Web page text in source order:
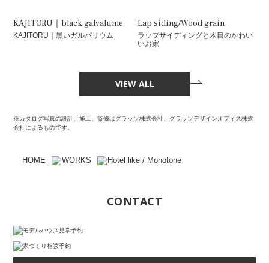
KAJITORU｜black galvalume
KAJITORU｜黒いガルバリウム
Lap siding/Wood grain
ラップサイディングと木目のかわい
いお家
VIEW ALL
※カタログ写真の設計、施工、監修はグラッソ株式会社、グラッソデザインオフィス株式
会社によるものです。
HOME WORKS Hotel like / Monotone
CONTACT